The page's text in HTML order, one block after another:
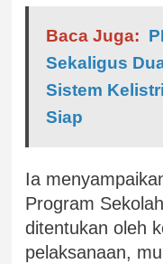
Baca Juga:
Sekaligus
Sistem
Siap
Ia
Program
ditentukan oleh
pelaksanaan,